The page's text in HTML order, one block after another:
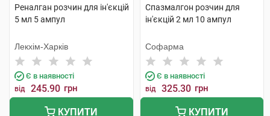
Реналган розчин для ін'єкцій
5 мл 5 ампул
Лекхім-Харків
Є в наявності
від 245.90 грн
КУПИТИ
Спазмалгон розчин для
ін'єкцій 2 мл 10 ампул
Софарма
Є в наявності
від 325.30 грн
КУПИТИ